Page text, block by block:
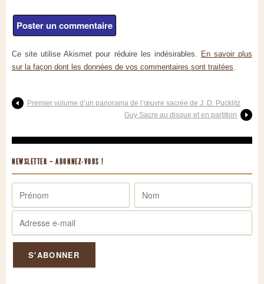
Ce site utilise Akismet pour réduire les indésirables. En savoir plus
sur la façon dont les données de vos commentaires sont traitées.
Premier volume d’un panorama de l’œuvre sacrée de J. D. Pucklitz
Guy Sacre au disque et en partition
NEWSLETTER – ABONNEZ-VOUS !